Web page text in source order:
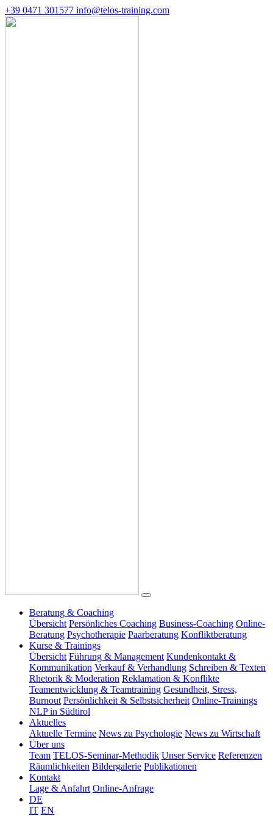
+39 0471 301577 info@telos-training.com
Beratung & Coaching
Übersicht Persönliches Coaching Business-Coaching Online-
Beratung Psychotherapie Paarberatung Konfliktberatung
Kurse & Trainings
Übersicht Führung & Management Kundenkontakt &
Kommunikation Verkauf & Verhandlung Schreiben & Texten
Rhetorik & Moderation Reklamation & Konflikte
Teamentwicklung & Teamtraining Gesundheit, Stress,
Burnout Persönlichkeit & Selbstsicherheit Online-Trainings
NLP in Südtirol
Aktuelles
Aktuelle Termine News zu Psychologie News zu Wirtschaft
Über uns
Team TELOS-Seminar-Methodik Unser Service Referenzen
Räumlichkeiten Bildergalerie Publikationen
Kontakt
Lage & Anfahrt Online-Anfrage
DE
IT EN